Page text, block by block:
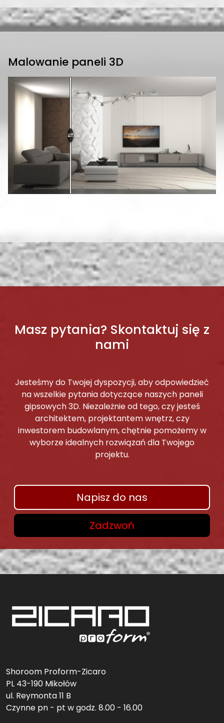
Malowanie paneli 3D
⇄
Masz pytania? Skontaktuj się z
nami
Jesteśmy do Twojej dyspozycji, aby odpowiedzieć
na wszelkie pytania dotyczące naszych paneli
gipsowych 3D. Niezależnie od tego, czy jesteś
architektem, projektantem wnętrz, czy
inwestorem budowlanym, chętnie pomożemy w
wyborze idealnych rozwiązań dla Twojego
projektu.
Napisz do nas
Zadzwoń
Shoroom Proform-Zicaro
PL 43-190 Mikołów
ul. Reymonta 11 B
Czynne pn - pt w godz. 8.00 - 16.00